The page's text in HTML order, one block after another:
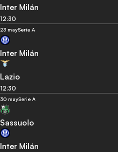
Inter Milán
12:30
23 maySerie A
Inter Milán
Lazio
12:30
30 maySerie A
Sassuolo
Inter Milán